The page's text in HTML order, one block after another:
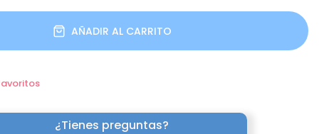
AÑADIR AL CARRITO
¿Tienes preguntas?